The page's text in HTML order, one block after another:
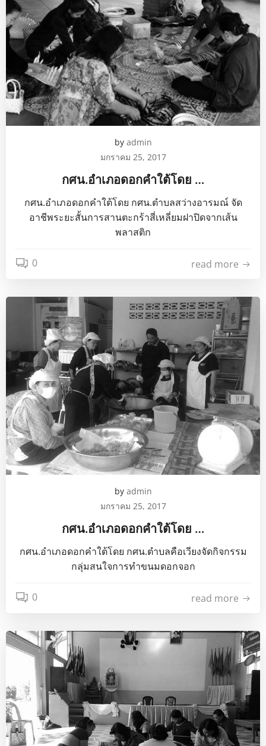
by admin
มกราคม 25, 2017
กศน.อำเภอดอกคำใต้โดย …
กศน.อำเภอดอกคำใต้โดย กศน.ตำบลสว่างอารมณ์ จัด
อาชีพระยะสั้นการสานตะกร้าสี่เหลี่ยมฝาปิดจากเส้น
พลาสติก
0 read more
by admin
มกราคม 25, 2017
กศน.อำเภอดอกคำใต้โดย …
กศน.อำเภอดอกคำใต้โดย กศน.ตำบลคือเวียงจัดกิจกรรม
กลุ่มสนใจการทำขนมดอกจอก
0 read more